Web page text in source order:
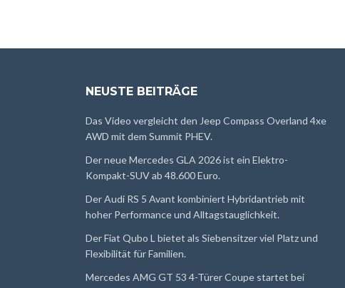
NEUSTE BEITRÄGE
Das Video vergleicht den Jeep Compass Overland 4xe
AWD mit dem Summit PHEV.
Der neue Mercedes GLA 2026 ist ein Elektro-
Kompakt-SUV ab 48.600 Euro.
Der Audi RS 5 Avant kombiniert Hybridantrieb mit
hoher Performance und Alltagstauglichkeit.
Der Fiat Qubo L bietet als Siebensitzer viel Platz und
Flexibilität für Familien.
Mercedes AMG GT 53 4-Türer Coupe startet bei